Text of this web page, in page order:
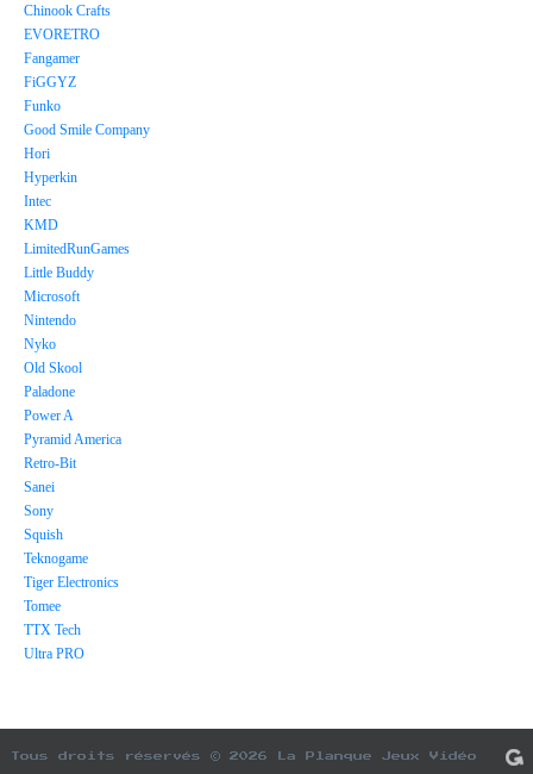
Chinook Crafts
EVORETRO
Fangamer
FiGGYZ
Funko
Good Smile Company
Hori
Hyperkin
Intec
KMD
LimitedRunGames
Little Buddy
Microsoft
Nintendo
Nyko
Old Skool
Paladone
Power A
Pyramid America
Retro-Bit
Sanei
Sony
Squish
Teknogame
Tiger Electronics
Tomee
TTX Tech
Ultra PRO
Tous droits réservés © 2026 La Planque Jeux Vidéo